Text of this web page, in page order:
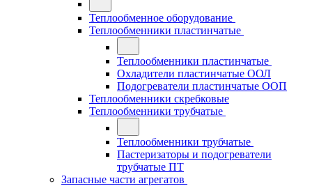
Теплообменное оборудование
Теплообменники пластинчатые
Теплообменники пластинчатые
Охладители пластинчатые ООЛ
Подогреватели пластинчатые ООП
Теплообменники скребковые
Теплообменники трубчатые
Теплообменники трубчатые
Пастеризаторы и подогреватели
трубчатые ПТ
Запасные части агрегатов